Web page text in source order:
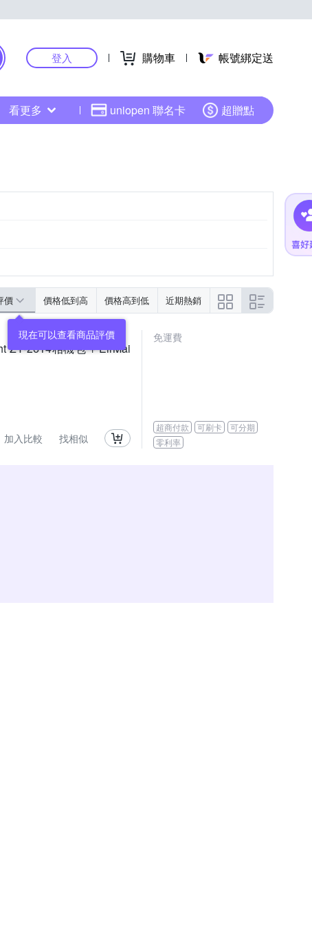
登入 購物車 帳號綁定送
看更多 uniopen 聯名卡 超贈點
價 價格低到高 價格高到低 近期熱銷
現在可以查看商品評價
ZY-2614相機包 + EirMai
加入比較 找相似
免運費
超商付款 可刷卡
可分期
零利率